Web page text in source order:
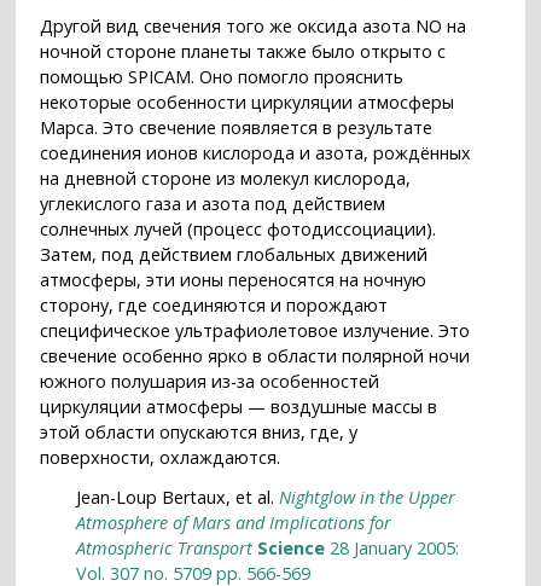
Другой вид свечения того же оксида азота NO на
ночной стороне планеты также было открыто с
помощью SPICAM. Оно помогло прояснить
некоторые особенности циркуляции атмосферы
Марса. Это свечение появляется в результате
соединения ионов кислорода и азота, рождённых
на дневной стороне из молекул кислорода,
углекислого газа и азота под действием
солнечных лучей (процесс фотодиссоциации).
Затем, под действием глобальных движений
атмосферы, эти ионы переносятся на ночную
сторону, где соединяются и порождают
специфическое ультрафиолетовое излучение. Это
свечение особенно ярко в области полярной ночи
южного полушария из-за особенностей
циркуляции атмосферы — воздушные массы в
этой области опускаются вниз, где, у
поверхности, охлаждаются.
Jean-Loup Bertaux, et al. Nightglow in the Upper
Atmosphere of Mars and Implications for
Atmospheric Transport Science 28 January 2005:
Vol. 307 no. 5709 pp. 566-569